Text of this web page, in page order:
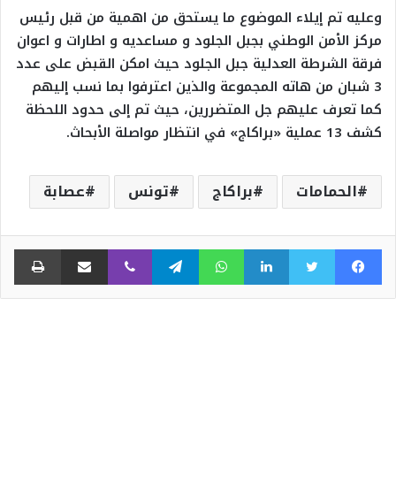
وعليه تم إيلاء الموضوع ما يستحق من اهمية من قبل رئيس
مركز الأمن الوطني بجبل الجلود و مساعديه و اطارات و اعوان
فرقة الشرطة العدلية جبل الجلود حيث امكن القبض على عدد
3 شبان من هاته المجموعة والذين اعترفوا بما نسب إليهم
كما تعرف عليهم جل المتضررين، حيث تم إلى حدود اللحظة
كشف 13 عملية «براكاج» في انتظار مواصلة الأبحاث.
الحمامات براكاج تونس عصابة
فيسبوك تويتر لينكدإن واتساب تيلقرام ڤايبر مشاركة عبر البريد